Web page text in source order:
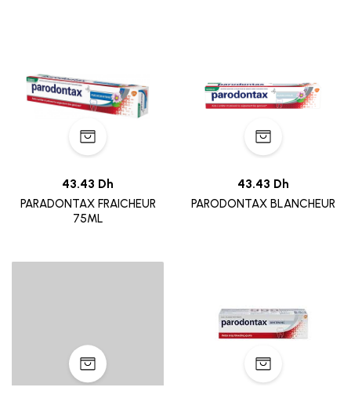
43.43 Dh
PARADONTAX FRAICHEUR
75ML
43.43 Dh
PARODONTAX BLANCHEUR